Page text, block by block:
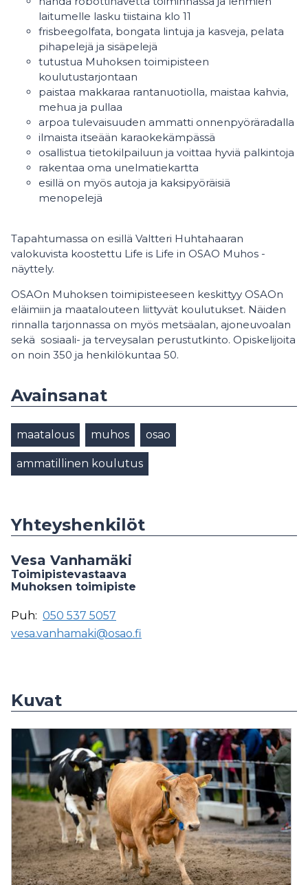
laitumelle lasku tiistaina klo 11
frisbeegolfata, bongata lintuja ja kasveja, pelata
pihapelejä ja sisäpelejä
tutustua Muhoksen toimipisteen
koulutustarjontaan
paistaa makkaraa rantanuotiolla, maistaa kahvia,
mehua ja pullaa
arpoa tulevaisuuden ammatti onnenpyöräradalla
ilmaista itseään karaokekämpässä
osallistua tietokilpailuun ja voittaa hyviä palkintoja
rakentaa oma unelmatiekartta
esillä on myös autoja ja kaksipyöräisiä
menopelejä
Tapahtumassa on esillä Valtteri Huhtahaaran
valokuvista koostettu Life is Life in OSAO Muhos -
näyttely.
OSAOn Muhoksen toimipisteeseen keskittyy OSAOn
eläimiin ja maatalouteen liittyvät koulutukset. Näiden
rinnalla tarjonnassa on myös metsäalan, ajoneuvoalan
sekä sosiaali- ja terveysalan perustutkinto. Opiskelijoita
on noin 350 ja henkilökuntaa 50.
Avainsanat
maatalous muhos osao
ammatillinen koulutus
Yhteyshenkilöt
Vesa Vanhamäki
Toimipistevastaava
Muhoksen toimipiste
Puh: 050 537 5057
vesa.vanhamaki@osao.fi
Kuvat